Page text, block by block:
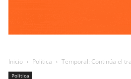
Inicio Politica Temporal: Continúa el
Politica